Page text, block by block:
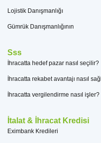
Lojistik Danışmanlığı
Gümrük Danışmanlığının
Sss
İhracatta hedef pazar nasıl seçilir?
İhracatta rekabet avantajı nasıl
İhracatta vergilendirme nasıl işler?
İtalat & İhracat Kredisi
Eximbank Kredileri